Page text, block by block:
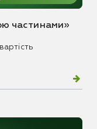
частинами»